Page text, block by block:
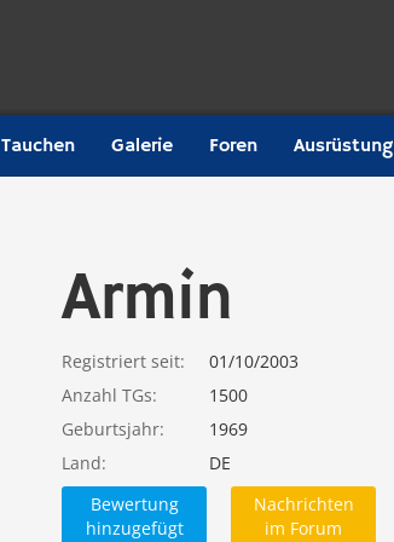
Tauchen Galerie Foren Ausrüstung
Armin
Registriert seit
01/10/2003
Anzahl TGs
1500
Geburtsjahr
1969
Land
DE
Bewertung
hinzugefügt
Nachrichten
im Forum